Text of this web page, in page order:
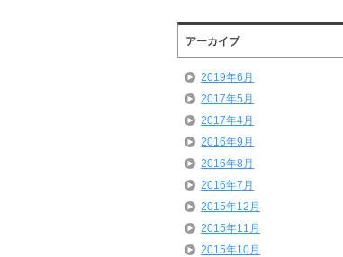
アーカイブ
2019年6月
2017年5月
2017年4月
2016年9月
2016年8月
2016年7月
2015年12月
2015年11月
2015年10月